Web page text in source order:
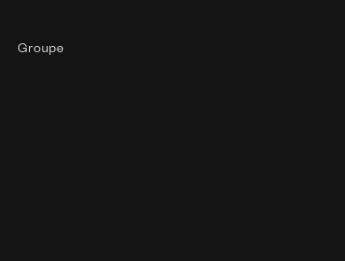
Groupe